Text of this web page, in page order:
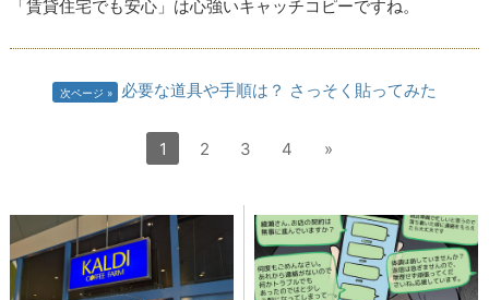
「賃貸住宅でも安心」は心強いキャッチコピーですね。
次ページ 必要な道具や手順は？ さっそく貼ってみた
1 2 3 4 »